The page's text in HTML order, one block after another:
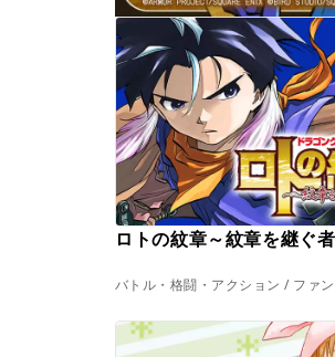
ロトの紋章～紋章を継ぐ
バトル・格闘・アクション / ファ